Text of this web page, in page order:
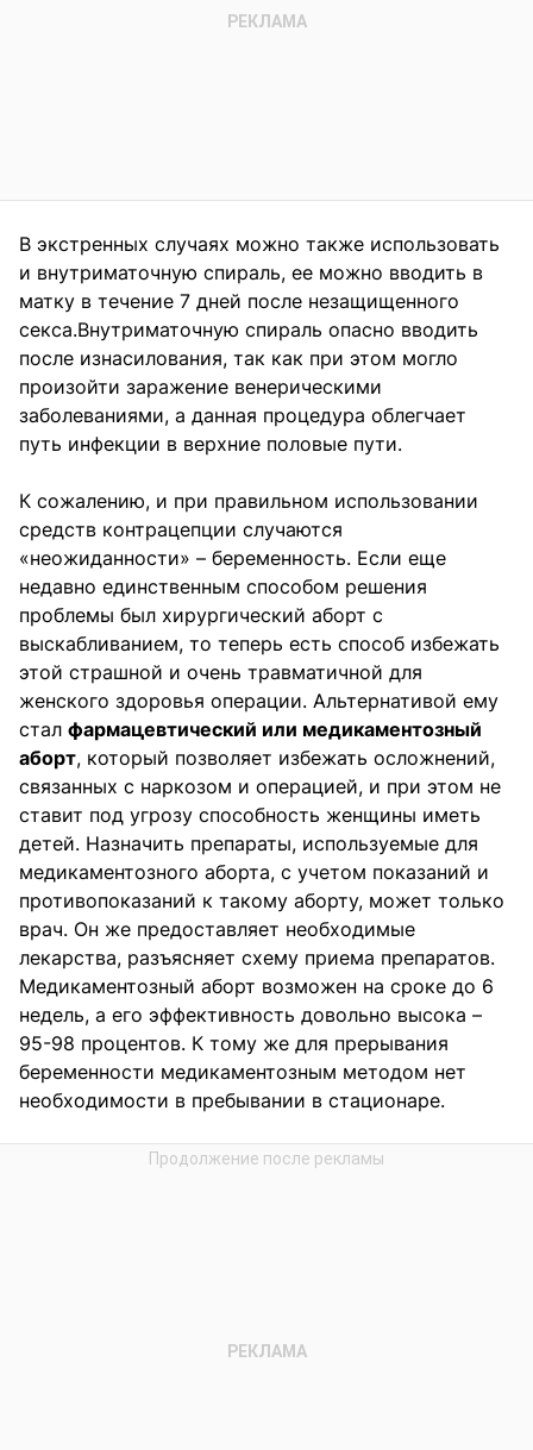
В экстренных случаях можно также использовать
и внутриматочную спираль, ее можно вводить в
матку в течение 7 дней после незащищенного
секса.Внутриматочную спираль опасно вводить
после изнасилования, так как при этом могло
произойти заражение венерическими
заболеваниями, а данная процедура облегчает
путь инфекции в верхние половые пути.
К сожалению, и при правильном использовании
средств контрацепции случаются
«неожиданности» – беременность. Если еще
недавно единственным способом решения
проблемы был хирургический аборт с
выскабливанием, то теперь есть способ избежать
этой страшной и очень травматичной для
женского здоровья операции. Альтернативой ему
стал фармацевтический или медикаментозный
аборт, который позволяет избежать осложнений,
связанных с наркозом и операцией, и при этом не
ставит под угрозу способность женщины иметь
детей. Назначить препараты, используемые для
медикаментозного аборта, с учетом показаний и
противопоказаний к такому аборту, может только
врач. Он же предоставляет необходимые
лекарства, разъясняет схему приема препаратов.
Медикаментозный аборт возможен на сроке до 6
недель, а его эффективность довольно высока –
95-98 процентов. К тому же для прерывания
беременности медикаментозным методом нет
необходимости в пребывании в стационаре.